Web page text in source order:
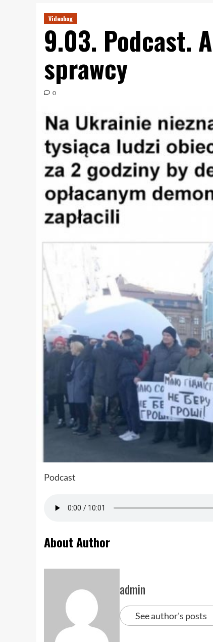
Videobog
9.03. Podcast.
sprawcy
0
Podcast
About Author
admin
See author's posts